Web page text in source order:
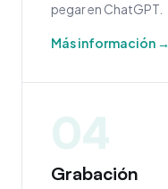
pegar en ChatGPT.
Más información →
04
Grabación